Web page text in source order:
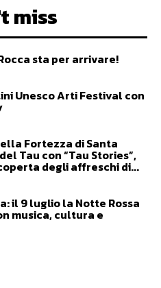
miss
sta per arrivare!
Unesco Arti Festival con
Fortezza di Santa
Tau con “Tau Stories”,
degli affreschi di...
il 9 luglio la Notte Rossa
musica, cultura e